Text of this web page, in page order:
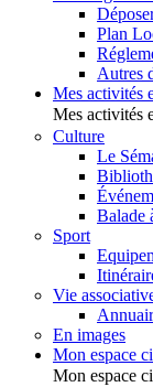
Plan
Autres
Mes activités
Mes activités
Culture
Le
Balade
Sport
Vie
En images
Mon espace
Mon espace